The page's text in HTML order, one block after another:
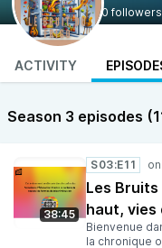
0 followers
ACTIVITY
Season 3 episodes
38:45
S03:E11
Les Bruits
haut, vies
mots à la
Bienvenue
la chronique